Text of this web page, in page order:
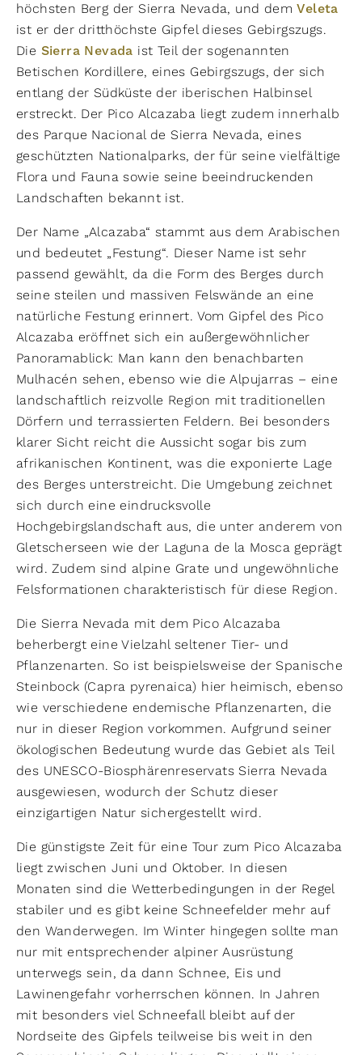
höchsten Berg der Sierra Nevada, und demVeleta
ist er der dritthöchste Gipfel dieses Gebirgszugs.
Die Sierra Nevada ist Teil der sogenannten
Betischen Kordillere, eines Gebirgszugs, der sich
entlang der Südküste der iberischen Halbinsel
erstreckt. Der Pico Alcazaba liegt zudem innerhalb
des Parque Nacional de Sierra Nevada, eines
geschützten Nationalparks, der für seine vielfältige
Flora und Fauna sowie seine beeindruckenden
Landschaften bekannt ist.
Der Name „Alcazaba“ stammt aus dem Arabischen
und bedeutet „Festung“. Dieser Name ist sehr
passend gewählt, da die Form des Berges durch
seine steilen und massiven Felswände an eine
natürliche Festung erinnert. Vom Gipfel des Pico
Alcazaba eröffnet sich ein außergewöhnlicher
Panoramablick: Man kann den benachbarten
Mulhacén sehen, ebenso wie die Alpujarras – eine
landschaftlich reizvolle Region mit traditionellen
Dörfern und terrassierten Feldern. Bei besonders
klarer Sicht reicht die Aussicht sogar bis zum
afrikanischen Kontinent, was die exponierte Lage
des Berges unterstreicht. Die Umgebung zeichnet
sich durch eine eindrucksvolle
Hochgebirgslandschaft aus, die unter anderem von
Gletscherseen wie der Laguna de la Mosca geprägt
wird. Zudem sind alpine Grate und ungewöhnliche
Felsformationen charakteristisch für diese Region.
Die Sierra Nevada mit dem Pico Alcazaba
beherbergt eine Vielzahl seltener Tier- und
Pflanzenarten. So ist beispielsweise der Spanische
Steinbock (Capra pyrenaica) hier heimisch, ebenso
wie verschiedene endemische Pflanzenarten, die
nur in dieser Region vorkommen. Aufgrund seiner
ökologischen Bedeutung wurde das Gebiet als Teil
des UNESCO-Biosphärenreservats Sierra Nevada
ausgewiesen, wodurch der Schutz dieser
einzigartigen Natur sichergestellt wird.
Die günstigste Zeit für eine Tour zum Pico Alcazaba
liegt zwischen Juni und Oktober. In diesen
Monaten sind die Wetterbedingungen in der Regel
stabiler und es gibt keine Schneefelder mehr auf
den Wanderwegen. Im Winter hingegen sollte man
nur mit entsprechender alpiner Ausrüstung
unterwegs sein, da dann Schnee, Eis und
Lawinengefahr vorherrschen können. In Jahren
mit besonders viel Schneefall bleibt auf der
Nordseite des Gipfels teilweise bis weit in den